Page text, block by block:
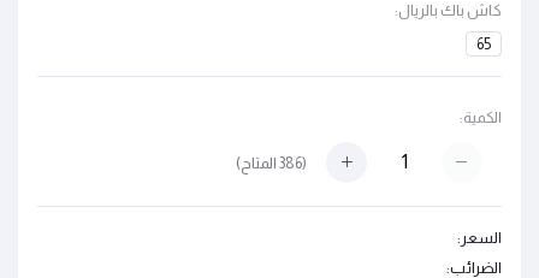
كاش باك بالريال:
65
الكمية:
(
386 المتاح)
السعر:
الضرائب: